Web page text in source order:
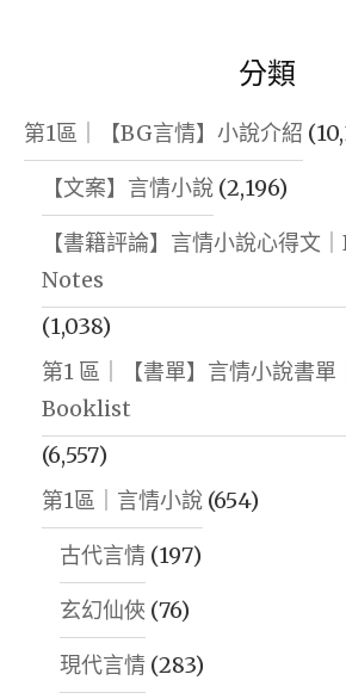
分類
第1區｜【BG言情】小說介紹
【文案】言情小說 (2,196)
【書籍評論】言情小說心得文
Notes
(1,038)
第1 區｜【書單】言情小說書
Booklist
(6,557)
第1區｜言情小說 (654)
古代言情 (197)
玄幻仙俠 (76)
現代言情 (283)